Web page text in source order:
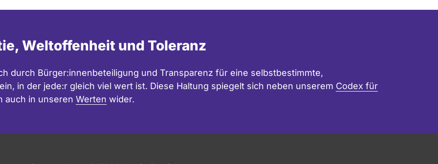
Weltoffenheit und Toleranz
durch Bürger:innenbeteiligung und Transparenz für eine selbstbestimmte,
in der jede:r gleich viel wert ist. Diese Haltung spiegelt sich neben unserem Codex für
auch in unseren Werten wider.